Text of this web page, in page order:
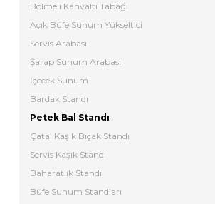
Bölmeli Kahvaltı Tabağı
Açık Büfe Sunum Yükseltici
Servis Arabası
Şarap Sunum Arabası
İçecek Sunum
Bardak Standı
Petek Bal Standı
Çatal Kaşık Bıçak Standı
Servis Kaşık Standı
Baharatlık Standı
Büfe Sunum Standları